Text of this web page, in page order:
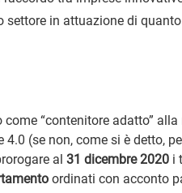
in attuazione di
“contenitore adatto”
(se non, come si è detto,
al 31 dicembre 2020 i
ordinati con acconto